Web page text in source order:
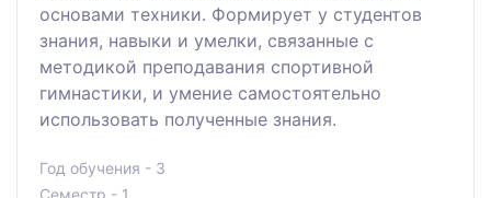
основами техники. Формирует у студентов
знания, навыки и умелки, связанные с
методикой преподавания спортивной
гимнастики, и умение самостоятельно
использовать полученные знания.
Год обучения - 3
Семестр - 1